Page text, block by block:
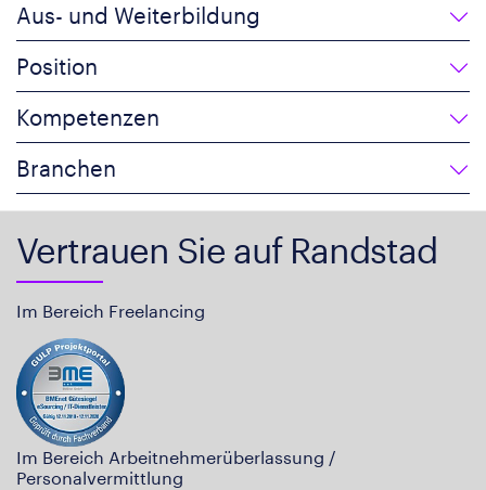
Aus- und Weiterbildung
Position
Kompetenzen
Branchen
Vertrauen Sie auf Randstad
Im Bereich Freelancing
Im Bereich Arbeitnehmerüberlassung /
Personalvermittlung